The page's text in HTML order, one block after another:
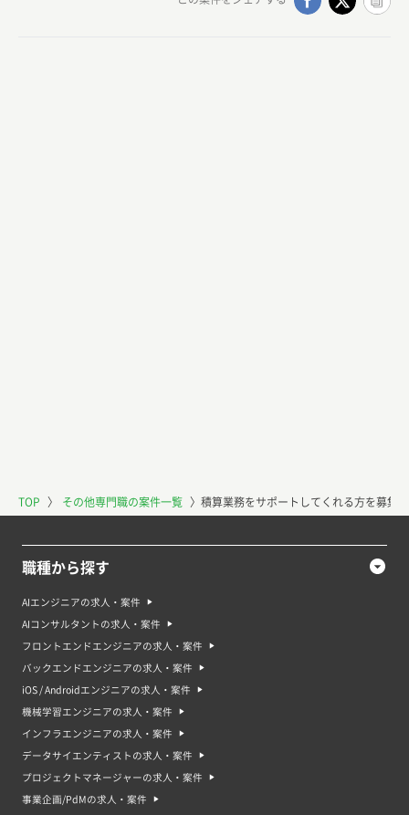
TOP 〉 その他専門職の案件一覧 〉 積算業務をサポートしてくれる方を募集
職種から探す
AIエンジニアの求人・案件
AIコンサルタントの求人・案件
フロントエンドエンジニアの求人・案件
バックエンドエンジニアの求人・案件
iOS / Androidエンジニアの求人・案件
機械学習エンジニアの求人・案件
インフラエンジニアの求人・案件
データサイエンティストの求人・案件
プロジェクトマネージャーの求人・案件
事業企画/PdMの求人・案件